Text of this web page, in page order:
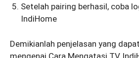
Setelah pairing berhasil, coba
IndiHome
Demikianlah penjelasan yang
mengenai Cara Mengatasi TV